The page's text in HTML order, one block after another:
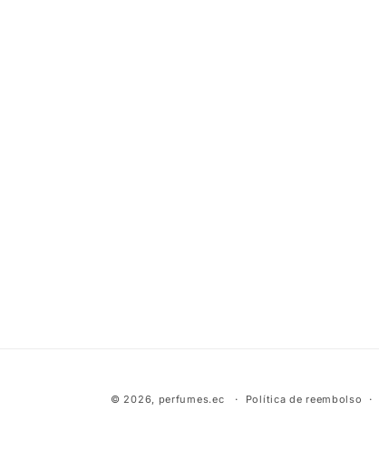
© 2026, perfumes.ec Política de reembolso